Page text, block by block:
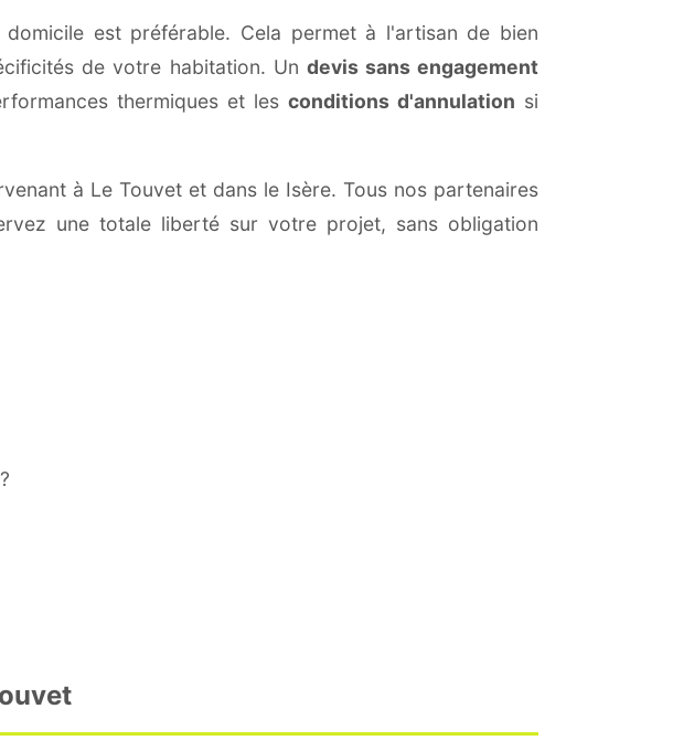
domicile est préférable. Cela permet à l'artisan de bien
de votre habitation. Un devis sans engagement
thermiques et les conditions d'annulation si
à Le Touvet et dans le Isère. Tous nos partenaires
une totale liberté sur votre projet, sans obligation